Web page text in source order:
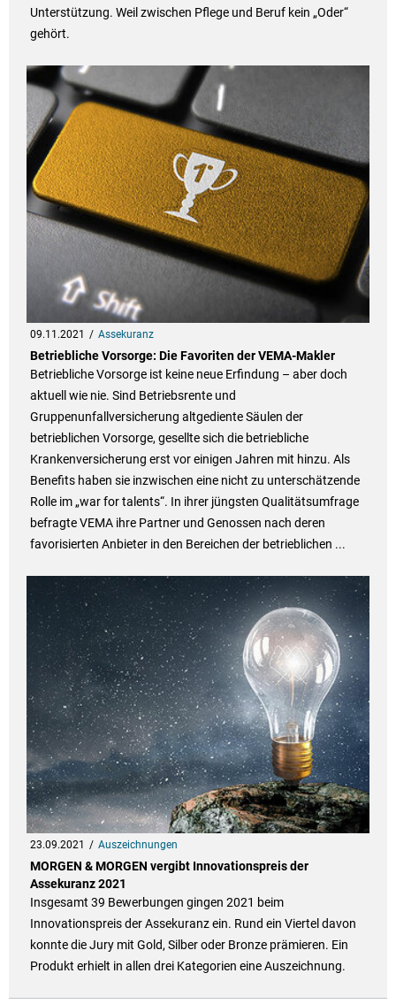
Unterstützung. Weil zwischen Pflege und Beruf kein „Oder“
gehört.
09.11.2021 Assekuranz
Betriebliche Vorsorge: Die Favoriten der VEMA-Makler
Betriebliche Vorsorge ist keine neue Erfindung – aber doch
aktuell wie nie. Sind Betriebsrente und
Gruppenunfallversicherung altgediente Säulen der
betrieblichen Vorsorge, gesellte sich die betriebliche
Krankenversicherung erst vor einigen Jahren mit hinzu. Als
Benefits haben sie inzwischen eine nicht zu unterschätzende
Rolle im „war for talents“. In ihrer jüngsten Qualitätsumfrage
befragte VEMA ihre Partner und Genossen nach deren
favorisierten Anbieter in den Bereichen der betrieblichen ...
23.09.2021 Auszeichnungen
MORGEN & MORGEN vergibt Innovationspreis der
Assekuranz 2021
Insgesamt 39 Bewerbungen gingen 2021 beim
Innovationspreis der Assekuranz ein. Rund ein Viertel davon
konnte die Jury mit Gold, Silber oder Bronze prämieren. Ein
Produkt erhielt in allen drei Kategorien eine Auszeichnung.